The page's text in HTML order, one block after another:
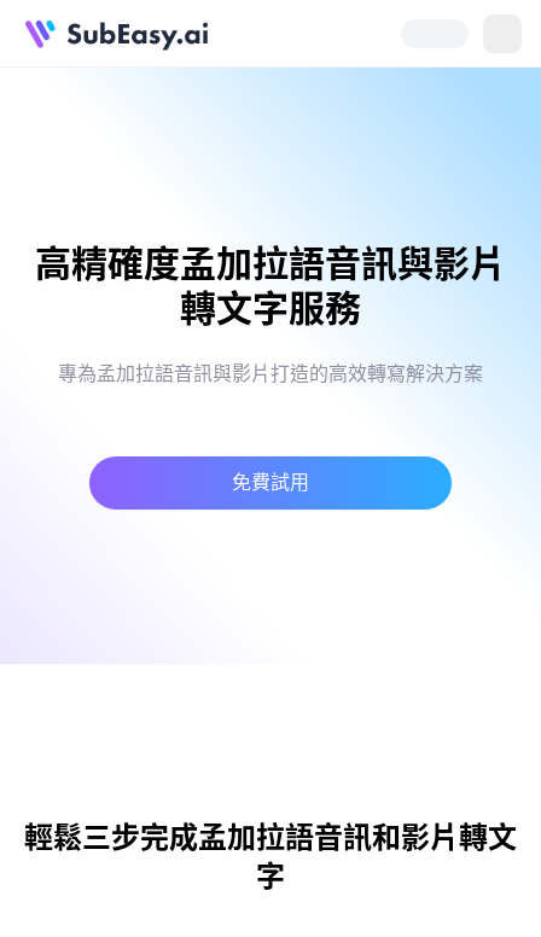
高精確度孟加拉語音訊與影片
轉文字服務
專為孟加拉語音訊與影片打造的高效轉寫解決方案
免費試用
輕鬆三步完成孟加拉語音訊和影片轉文
字